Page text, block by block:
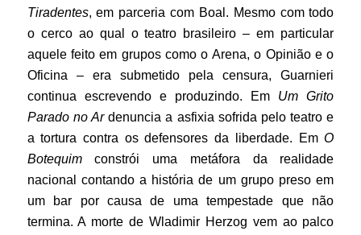
Tiradentes, em parceria com Boal. Mesmo com todo
o cerco ao qual o teatro brasileiro – em particular
aquele feito em grupos como o Arena, o Opinião e o
Oficina – era submetido pela censura, Guarnieri
continua escrevendo e produzindo. Em Um Grito
Parado no Ardenuncia a asfixia sofrida pelo teatro e
a tortura contra os defensores da liberdade. EmO
Botequimconstrói uma metáfora da realidade
nacional contando a história de um grupo preso em
um bar por causa de uma tempestade que não
termina. A morte de Wladimir Herzog vem ao palco